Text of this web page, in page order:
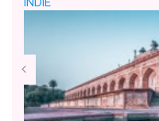
INDIE